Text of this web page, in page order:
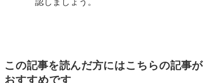
この記事を読んだ方にはこちらの記事が
おすすめです